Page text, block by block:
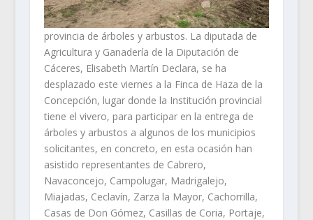
provincia de árboles y arbustos. La diputada de
Agricultura y Ganadería de la Diputación de
Cáceres, Elisabeth Martín Declara, se ha
desplazado este viernes a la Finca de Haza de la
Concepción, lugar donde la Institución provincial
tiene el vivero, para participar en la entrega de
árboles y arbustos a algunos de los municipios
solicitantes, en concreto, en esta ocasión han
asistido representantes de Cabrero,
Navaconcejo, Campolugar, Madrigalejo,
Miajadas, Ceclavín, Zarza la Mayor, Cachorrilla,
Casas de Don Gómez, Casillas de Coria, Portaje,